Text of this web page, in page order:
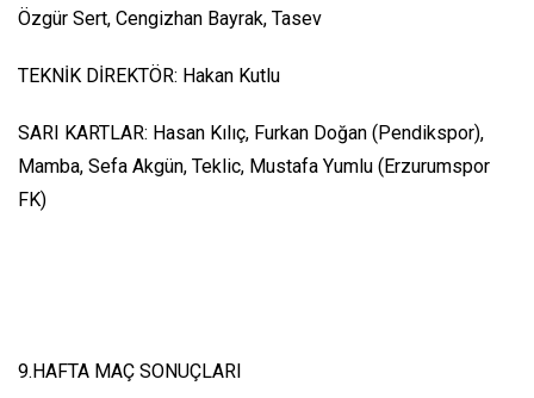
Özgür Sert, Cengizhan Bayrak, Tasev
TEKNİK DİREKTÖR: Hakan Kutlu
SARI KARTLAR: Hasan Kılıç, Furkan Doğan (Pendikspor),
Mamba, Sefa Akgün, Teklic, Mustafa Yumlu (Erzurumspor
FK)
9.HAFTA MAÇ SONUÇLARI